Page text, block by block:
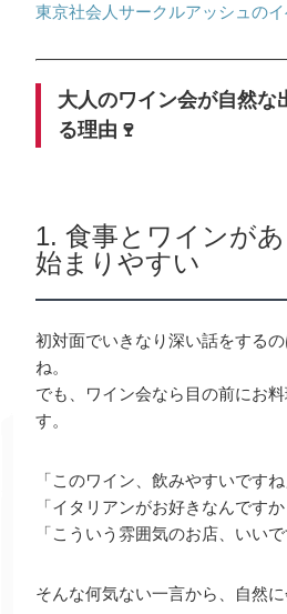
東京社会人サークルアッシュの
大人のワイン会が自然な
る理由🍷
1. 食事とワインが
始まりやすい
初対面でいきなり深い話をする
ね。
でも、ワイン会なら目の前にお
す。
「このワイン、飲みやすいですね
「イタリアンがお好きなんですか
「こういう雰囲気のお店、いいで
そんな何気ない一言から、自然